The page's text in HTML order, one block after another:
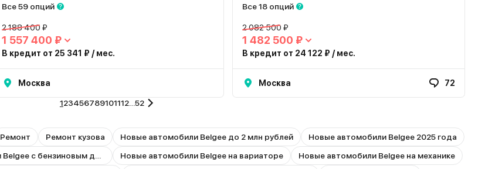
Все 59 опций
2 188 400 ₽
1 557 400 ₽
В кредит от 25 341 ₽ / мес.
Москва
Все 18 опций
2 082 500 ₽
1 482 500 ₽
В кредит от 24 122 ₽ / мес.
Москва 72
123456789101112… 52
Ремонт Ремонт кузова Новые автомобили Belgee до 2 млн рублей
Новые автомобили Belgee 2025 года
Новые автомобили Belgee на вариаторе
Новые автомобили Belgee на механике